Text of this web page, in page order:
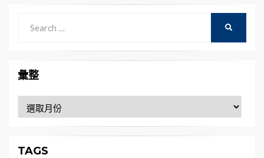
for:
彙整
整
TAGS